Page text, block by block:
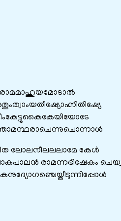
ലോലനീലലലാമേ കേള്‍
രാമന്നഭിഷേകം